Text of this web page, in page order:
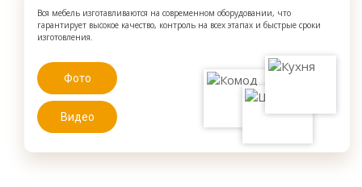
Вся мебель изготавливаются на современном оборудовании, что
гарантирует высокое качество, контроль на всех этапах и быстрые сроки
изготовления.
Фото
Видео